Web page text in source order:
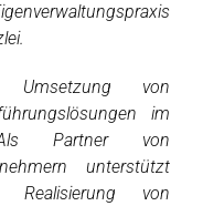
von
im
Als Partner von
unterstützt
von